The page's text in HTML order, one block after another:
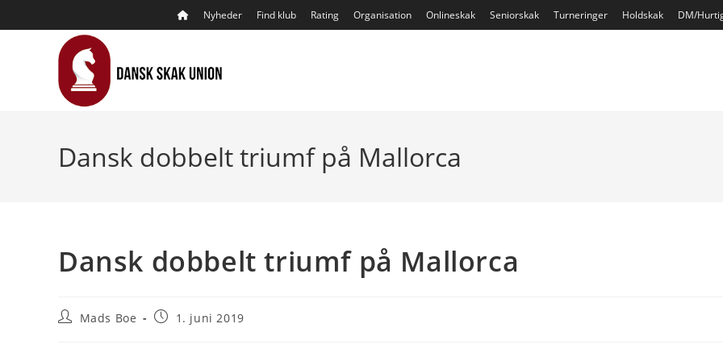
to
Nyheder Find klub Rating Organisation Onlineskak Seniorskak Turneringer Holdskak DM/
Dansk dobbelt triumf på Mallorca
Dansk dobbelt triumf på Mallorca
PostMads Boe
Post1. juni 2019